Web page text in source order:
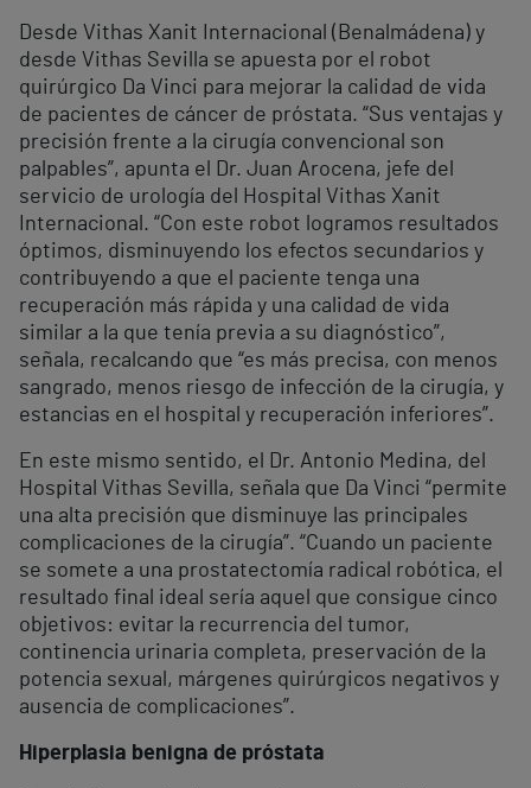
Desde Vithas Xanit Internacional (Benalmádena) y
desde Vithas Sevilla se apuesta por el robot
quirúrgico Da Vinci para mejorar la calidad de vida
de pacientes de cáncer de próstata. “Sus ventajas y
precisión frente a la cirugía convencional son
palpables”, apunta el Dr. Juan Arocena, jefe del
servicio de urología del Hospital Vithas Xanit
Internacional. “Con este robot logramos resultados
óptimos, disminuyendo los efectos secundarios y
contribuyendo a que el paciente tenga una
recuperación más rápida y una calidad de vida
similar a la que tenía previa a su diagnóstico”,
señala, recalcando que “es más precisa, con menos
sangrado, menos riesgo de infección de la cirugía, y
estancias en el hospital y recuperación inferiores”.
En este mismo sentido, el Dr. Antonio Medina, del
Hospital Vithas Sevilla, señala que Da Vinci “permite
una alta precisión que disminuye las principales
complicaciones de la cirugía”. “Cuando un paciente
se somete a una prostatectomía radical robótica, el
resultado final ideal sería aquel que consigue cinco
objetivos: evitar la recurrencia del tumor,
continencia urinaria completa, preservación de la
potencia sexual, márgenes quirúrgicos negativos y
ausencia de complicaciones”.
Hiperplasia benigna de próstata